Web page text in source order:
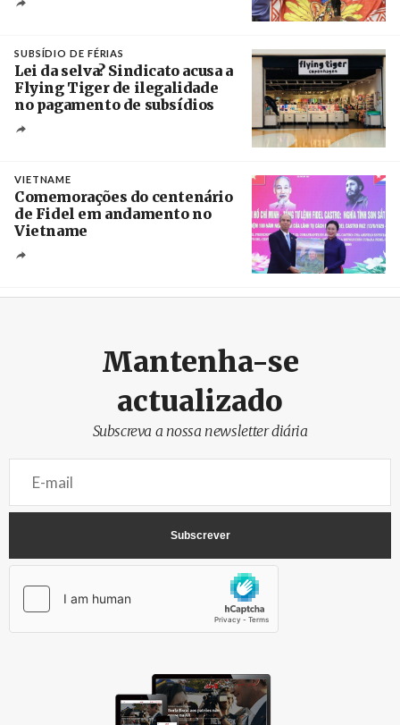
SUBSÍDIO DE FÉRIAS
Lei da selva? Sindicato acusa a
Flying Tiger de ilegalidade
no pagamento de subsídios
VIETNAME
Comemorações do centenário
de Fidel em andamento no
Vietname
Mantenha-se
actualizado
Subscreva a nossa newsletter diária